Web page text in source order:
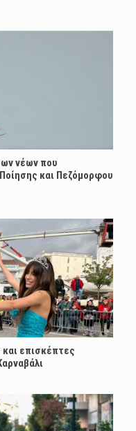
νέων που
και Πεζόμορφου
επισκέπτες